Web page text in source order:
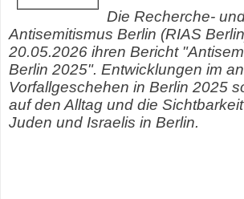
Die Recherche-
Antisemitismus Berlin (RIAS
20.05.2026 ihren Bericht
Berlin 2025". Entwicklungen im
Vorfallgeschehen in Berlin 2025
auf den Alltag und die
Juden und Israelis in Berlin.